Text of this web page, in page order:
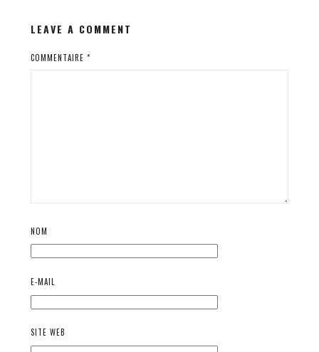
LEAVE A COMMENT
COMMENTAIRE *
NOM
E-MAIL
SITE WEB